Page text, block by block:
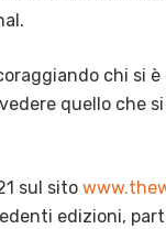
chi si
quello che
sul sito
edizioni,